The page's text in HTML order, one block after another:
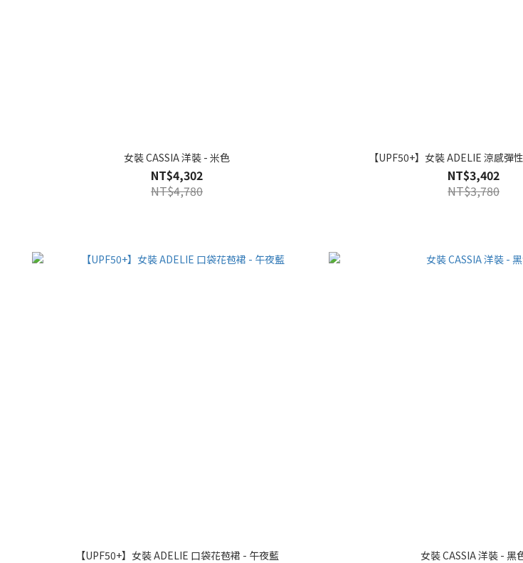
女裝 CASSIA 洋裝 - 米色
NT$4,302
NT$4,780
【UPF50+】女裝 ADELIE 涼感彈
NT$3,402
NT$3,780
【UPF50+】女裝 ADELIE 口袋花苞裙 - 午夜藍 女裝 CASSIA 洋裝 - 黑